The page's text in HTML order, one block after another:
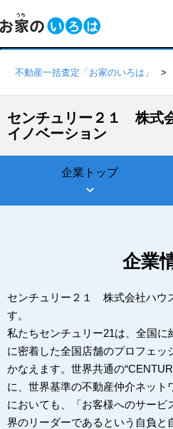
不動産一括査定「お家のいろは」
センチュリー２１ 株式
イノベーション
企業トップ
企業
センチュリー２１ 株式会社ハウ
す。
私たちセンチュリー21は、全国に
に密着した全国店舗のプロフェッ
かなえます。世界共通の
に、世界基準の不動産仲介ネット
においても、「お客様へのサービ
界のリーダーであるという自負と